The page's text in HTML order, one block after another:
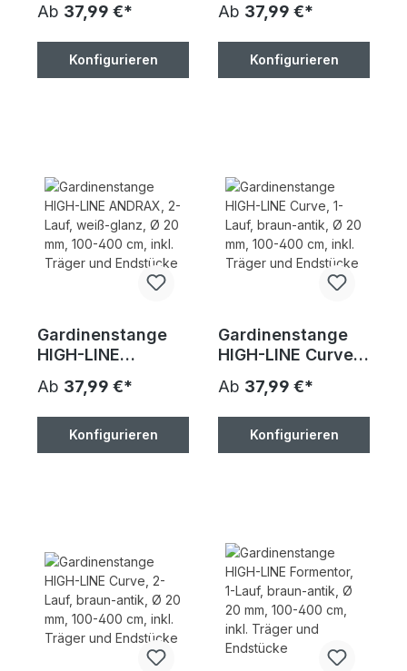
chrom, Ø 20 mm,
100-400 cm, inkl.
Träger und
Endstücke
Ab 37,99 €*
Konfigurieren
schwarz-glanz, Ø
20 mm, 100-400
cm, inkl. Träger
und Endstücke
Ab 37,99 €*
Konfigurieren
Gardinenstange
HIGH-LINE
weiß-glanz, Ø 20
mm, 100-400 cm,
inkl. Träger und
Endstücke
Ab 37,99 €*
Konfigurieren
Gardinenstange
HIGH-LINE Curve,
antik, Ø 20 mm,
100-400 cm, inkl.
Träger und
Endstücke
Ab 37,99 €*
Konfigurieren